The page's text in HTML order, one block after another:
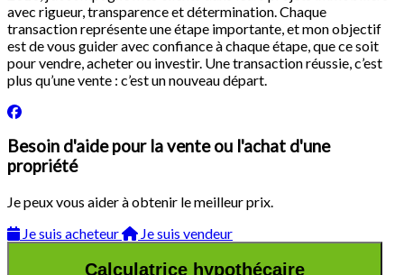
avec rigueur, transparence et détermination. Chaque
transaction représente une étape importante, et mon objectif
est de vous guider avec confiance à chaque étape, que ce soit
pour vendre, acheter ou investir. Une transaction réussie, c’est
plus qu’une vente : c’est un nouveau départ.
Besoin d'aide pour la vente ou l'achat d'une
propriété
Je peux vous aider à obtenir le meilleur prix.
Je suis acheteur
Je suis vendeur
Calculatrice hypothécaire